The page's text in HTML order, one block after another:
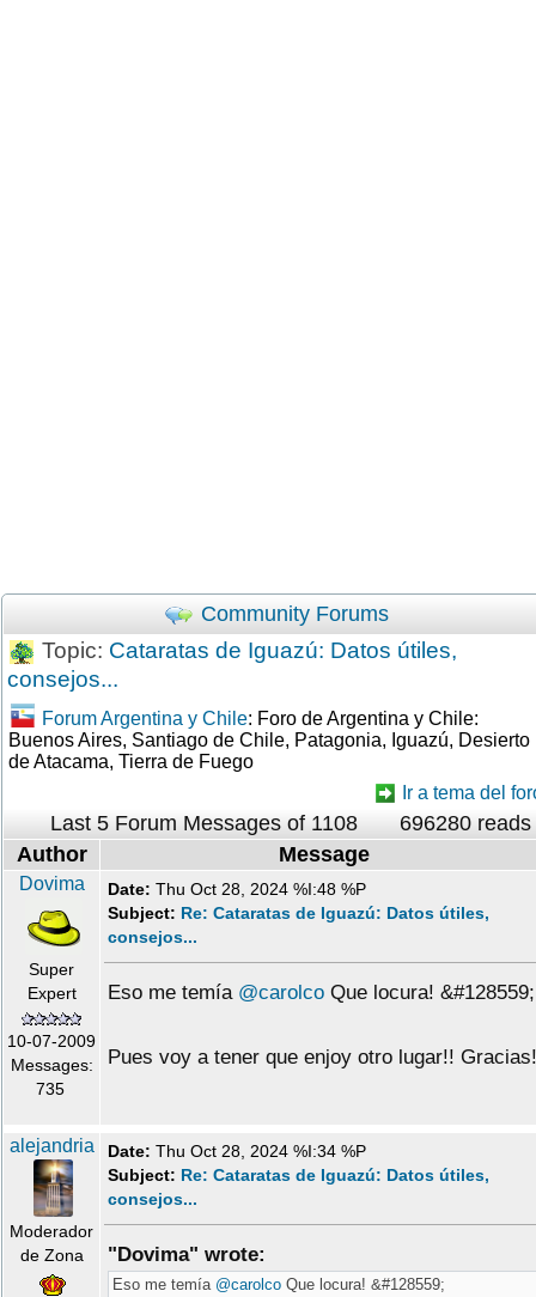
Community Forums
Topic: Cataratas de Iguazú: Datos útiles,
consejos...
Forum Argentina y Chile: Foro de Argentina y Chile:
Buenos Aires, Santiago de Chile, Patagonia, Iguazú, Desierto
de Atacama, Tierra de Fuego
Ir a tema del
Last 5 Forum Messages of 1108
696280 reads
Author
Message
Dovima
Super
Expert
10-07-2009
Messages:
735
Date: Thu Oct 28, 2024 %I:48 %P
Subject: Re: Cataratas de Iguazú: Datos útiles,
consejos...
Eso me temía @carolco Que locura! &#128559;
Pues voy a tener que enjoy otro lugar!! Gracias!
alejandria
Moderador
de Zona
Date: Thu Oct 28, 2024 %I:34 %P
Subject: Re: Cataratas de Iguazú: Datos útiles,
consejos...
"Dovima" wrote:
Eso me temía @carolco Que locura! &#128559;